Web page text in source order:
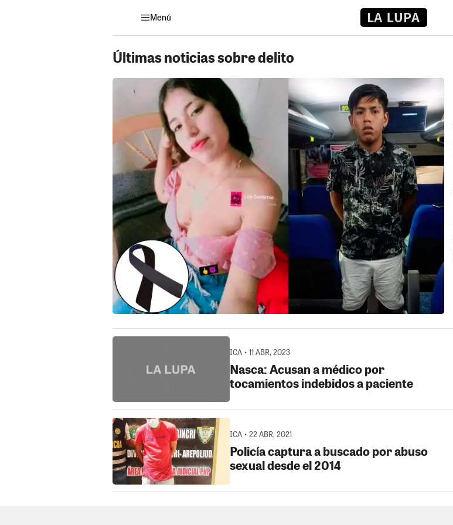
Menú
Últimas noticias sobre delito
ICA • 11 ABR, 2023
Nasca: Acusan a médico por
tocamientos indebidos a paciente
ICA • 22 ABR, 2021
Policía captura a buscado por abuso
sexual desde el 2014